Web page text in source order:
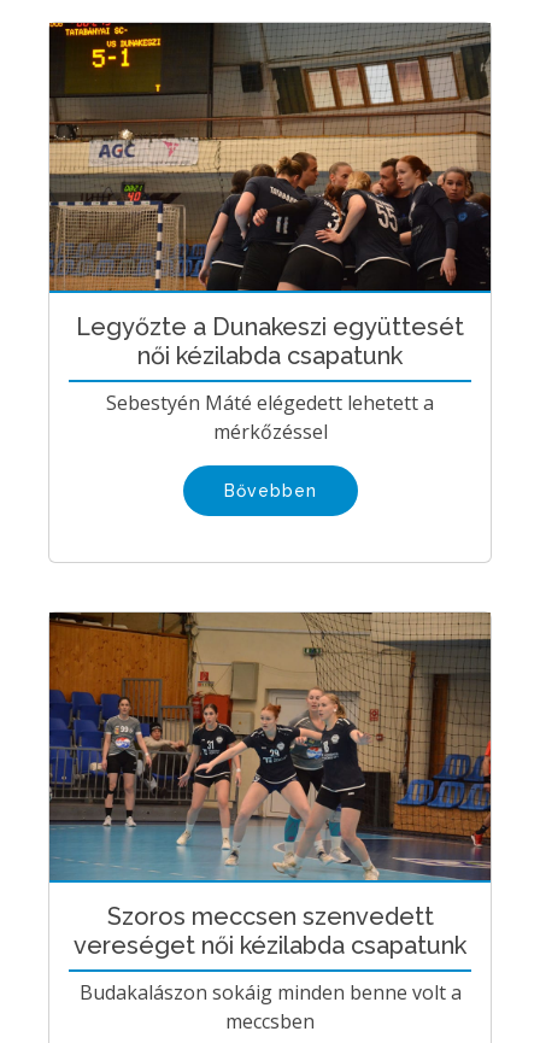
Legyőzte a Dunakeszi együttesét
női kézilabda csapatunk
Sebestyén Máté elégedett lehetett a
mérkőzéssel
Bővebben
Szoros meccsen szenvedett
vereséget női kézilabda csapatunk
Budakalászon sokáig minden benne volt a
meccsben